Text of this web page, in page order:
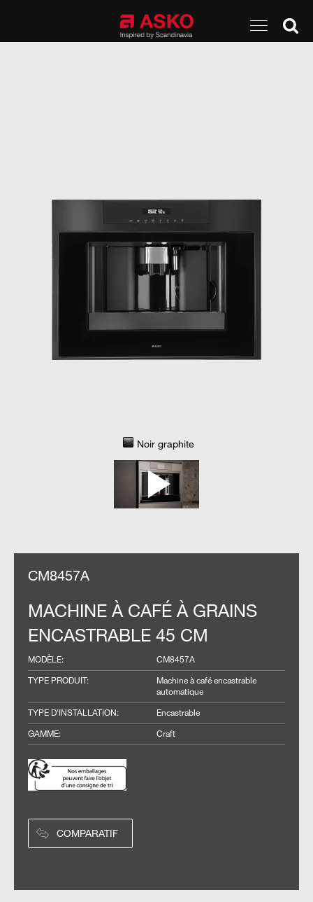
Noir graphite
CM8457A
MACHINE À CAFÉ À GRAINS
ENCASTRABLE 45 CM
MODÈLE:
CM8457A
TYPE PRODUIT:
Machine à café encastrable
automatique
TYPE D'INSTALLATION:
Encastrable
GAMME: Craft
COMPARATIF